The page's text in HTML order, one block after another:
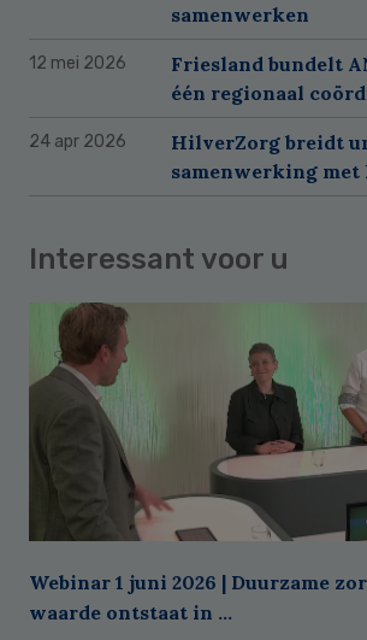
samenwerken
12 mei 2026
Friesland bundelt
één regionaal
24 apr 2026
HilverZorg breidt
samenwerking
Interessant voor u
Webinar 1 juni 2026 | Duurzame
waarde ontstaat in ...